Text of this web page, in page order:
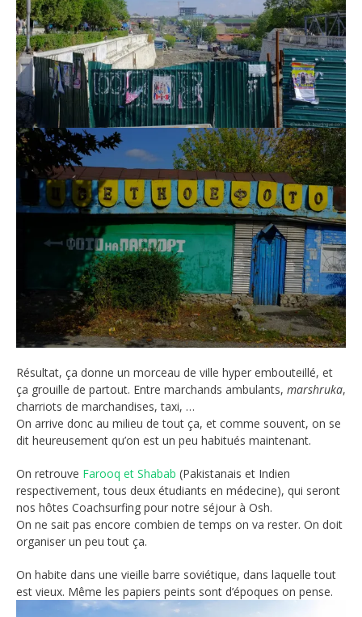
Résultat, ça donne un morceau de ville hyper embouteillé, et
ça grouille de partout. Entre marchands ambulants, marshruka,
charriots de marchandises, taxi, …
On arrive donc au milieu de tout ça, et comme souvent, on se
dit heureusement qu’on est un peu habitués maintenant.
On retrouve Farooq et Shabab (Pakistanais et Indien
respectivement, tous deux étudiants en médecine), qui seront
nos hôtes Coachsurfing pour notre séjour à Osh.
On ne sait pas encore combien de temps on va rester. On doit
organiser un peu tout ça.
On habite dans une vieille barre soviétique, dans laquelle tout
est vieux. Même les papiers peints sont d’époques on pense.